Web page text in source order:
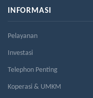
INFORMASI
Pelayanan
Investasi
Telephon Penting
Koperasi & UMKM